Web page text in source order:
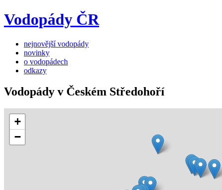
Vodopády ČR
nejnovější vodopády
novinky
o vodopádech
odkazy
Vodopády v Českém Středohoří
+
−